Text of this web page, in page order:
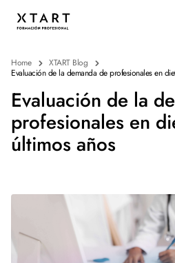
Home
XTART Blog
Evaluación de la demanda de profesionales en
Evaluación de la
profesionales en
últimos años